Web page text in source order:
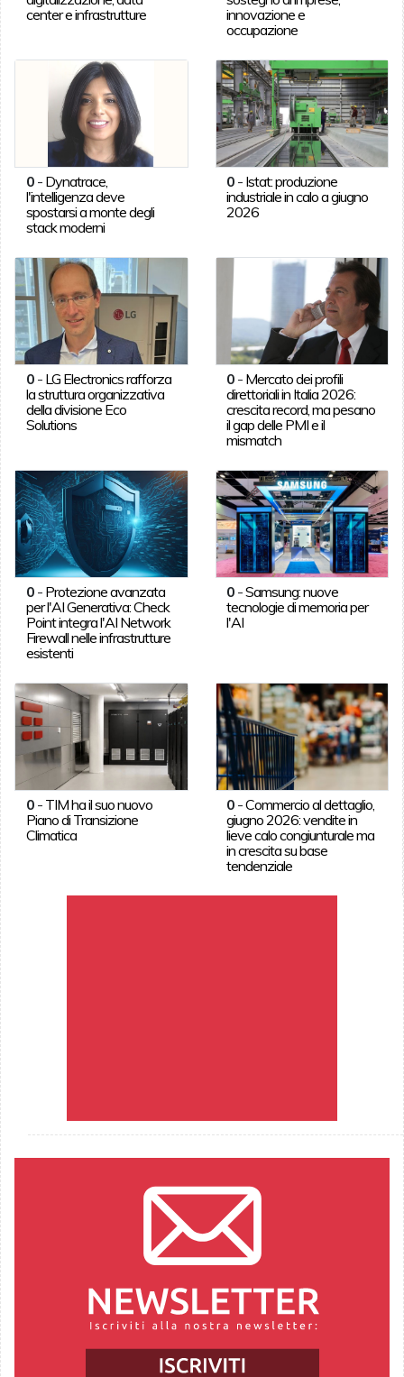
center e infrastrutture
innovazione e
occupazione
0- Dynatrace,
l'intelligenza deve
spostarsi a monte degli
stack moderni
0 - Istat: produzione
industriale in calo a giugno
2026
0- LG Electronics rafforza
la struttura organizzativa
della divisione Eco
Solutions
0 - Mercato dei profili
direttoriali in Italia 2026:
crescita record, ma pesano
il gap delle PMI e il
mismatch
0- Protezione avanzata
per l'AI Generativa: Check
Point integra l'AI Network
Firewall nelle infrastrutture
esistenti
0 -Samsung: nuove
tecnologie di memoria per
l'AI
0- TIM ha il suo nuovo
Piano di Transizione
Climatica
0 -Commercio al dettaglio,
giugno 2026: vendite in
lieve calo congiunturale ma
in crescita su base
tendenziale